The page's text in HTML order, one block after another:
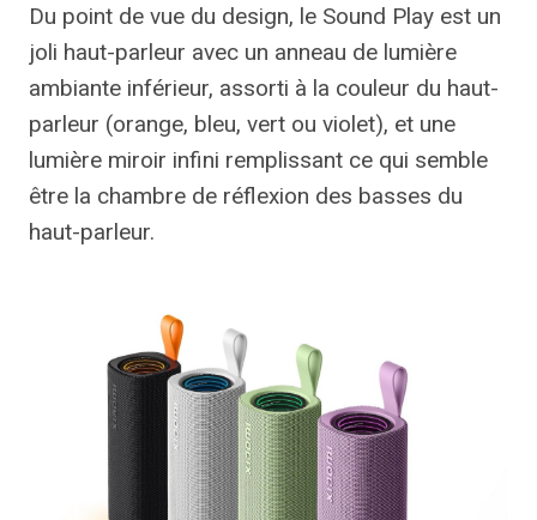
Du point de vue du design, le Sound Play est un
joli haut-parleur avec un anneau de lumière
ambiante inférieur, assorti à la couleur du haut-
parleur (orange, bleu, vert ou violet), et une
lumière miroir infini remplissant ce qui semble
être la chambre de réflexion des basses du
haut-parleur.